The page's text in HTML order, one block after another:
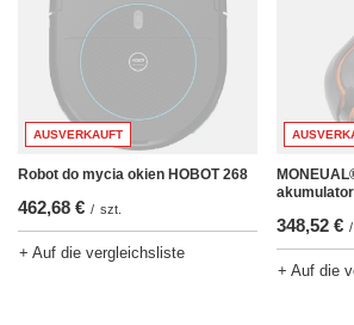
AUSVERKAUFT
Robot do mycia okien HOBOT 268
462,68 € / szt.
+ Auf die vergleichsliste
348,52 € /
+ Auf die